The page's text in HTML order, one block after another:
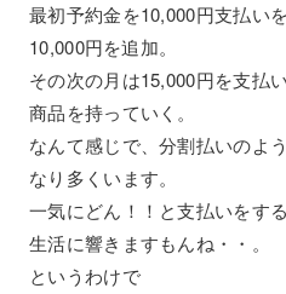
最初予約金を10,000円支払い
10,000円を追加。
その次の月は15,000円を支払
商品を持っていく。
なんて感じで、分割払いのよ
なり多くいます。
一気にどん！！と支払いをす
生活に響きますもんね・・。
というわけで